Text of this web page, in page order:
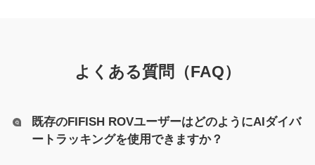
よくある質問（FAQ）
既存のFIFISH ROVユーザーはどのようにAIダイバ
ートラッキングを使用できますか？